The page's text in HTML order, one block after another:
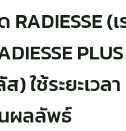
RADIESSE (
) ใช้ระยะเวล
ผลลัพธ์